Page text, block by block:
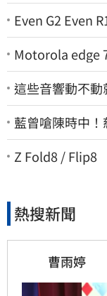
Even G2 Even
Motorola edge
這些音響動不
藍曾嗆陳時中
酸爆…他笑：真
Z Fold8 / Flip8
熱搜新聞
曹雨婷